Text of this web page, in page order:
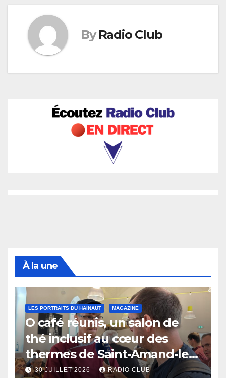
By Radio Club
À la une
LES PORTRAITS DU HAINAUT MAGAZINE
O café réunis, un salon de
thé inclusif au cœur des
thermes de Saint-Amand-les-
Eaux
30 JUILLET 2026 RADIO CLUB